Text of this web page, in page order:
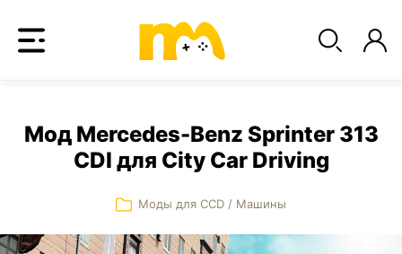
Мод Mercedes-Benz Sprinter 313
CDI для City Car Driving
Моды для CCD / Машины